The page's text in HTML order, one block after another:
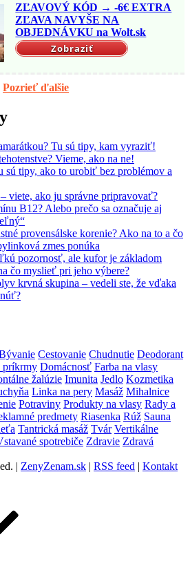
ZĽAVOVÝ KÓD → -6€ EXTRA
ZĽAVA NAVYŠE NA
OBJEDNÁVKU na Wolt.sk
Zobraziť
Pozrieť ďalšie
Tu sú tipy, kam vyraziť!
Vieme, ako na ne!
sú tipy, ako to urobiť bez problémov a
viete, ako ju správne pripravovať?
B12? Alebo prečo sa označuje aj
provensálske korenie? Ako na to a čo
zmes ponúka
pozornosť, ale kufor je základom
čo myslieť pri jeho výbere?
krvná skupina – vedeli ste, že vďaka
Cestovanie Chudnutie Deodorant
príkrmy Domácnosť Farba na vlasy
žalúzie Imunita Jedlo Kozmetika
Linka na pery Masáž Mihalnice
Potraviny Produkty na vlasy Rady a
predmety Riasenka Rúž Sauna
Tantrická masáž Tvár Vertikálne
spotrebiče Zdravie Zdravá
| ZenyZenam.sk | RSS feed | Kontakt